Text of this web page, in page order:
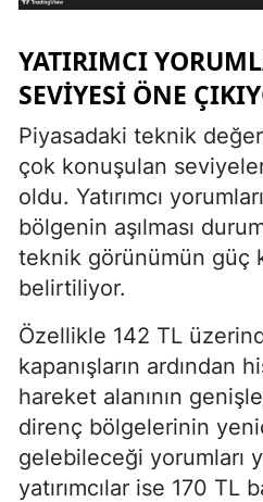
YATIRIMCI
SEVIYESI ÖNE
Piyasadaki teknik
çok konuşulan
oldu. Yatırımcı
bölgenin aşılması
teknik görünümün güç
belirtiliyor.
Özellikle 142 TL
kapanışların ardından
hareket alanının
direnç bölgelerinin
gelebileceği yorumları
yatırımcılar ise 170 TL